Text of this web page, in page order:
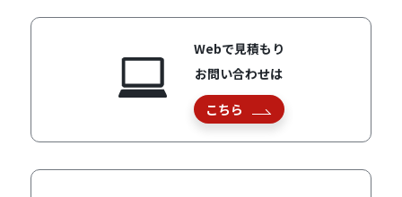
Webで見積もり
お問い合わせは
こちら